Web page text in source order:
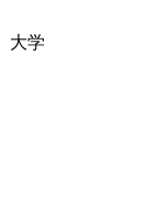
大学